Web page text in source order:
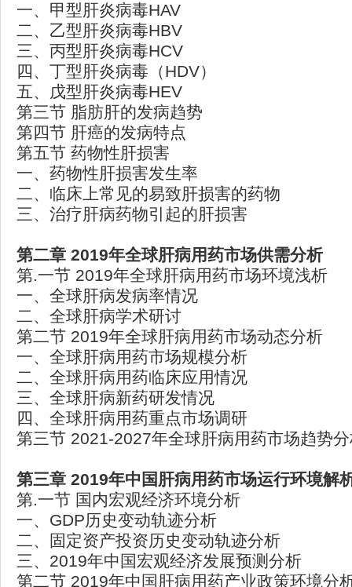
一、甲型肝炎病毒HAV
二、乙型肝炎病毒HBV
三、丙型肝炎病毒HCV
四、丁型肝炎病毒（HDV）
五、戊型肝炎病毒HEV
第三节 脂肪肝的发病趋势
第四节 肝癌的发病特点
第五节 药物性肝损害
一、药物性肝损害发生率
二、临床上常见的易致肝损害的药物
三、治疗肝病药物引起的肝损害
第二章 2019年全球肝病用药市场供需分析
第.一节 2019年全球肝病用药市场环境浅析
一、全球肝病发病率情况
二、全球肝病学术研讨
第二节 2019年全球肝病用药市场动态分析
一、全球肝病用药市场规模分析
二、全球肝病用药临床应用情况
三、全球肝病新药研发情况
四、全球肝病用药重点市场调研
第三节 2021-2027年全球肝病用药市场趋势
第三章 2019年中国肝病用药市场运行环境解
第.一节 国内宏观经济环境分析
一、GDP历史变动轨迹分析
二、固定资产投资历史变动轨迹分析
三、2019年中国宏观经济发展预测分析
第二节 2019年中国肝病用药产业政策环境分